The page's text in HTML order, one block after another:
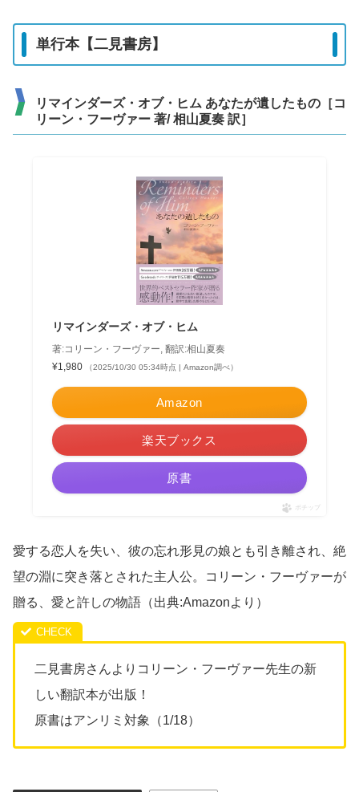
単行本【二見書房】
リマインダーズ・オブ・ヒム あなたが遺したもの［コ
リーン・フーヴァー 著/ 相山夏奏 訳］
リマインダーズ・オブ・ヒム
著:コリーン・フーヴァー, 翻訳:相山夏奏
¥1,980
（2025/10/30 05:34時点 | Amazon調べ）
Amazon
楽天ブックス
原書
ポチップ
愛する恋人を失い、彼の忘れ形見の娘とも引き離され、絶
望の淵に突き落とされた主人公。コリーン・フーヴァーが
贈る、愛と許しの物語（出典:Amazonより）
二見書房さんよりコリーン・フーヴァー先生の新
しい翻訳本が出版！
原書はアンリミ対象（1/18）